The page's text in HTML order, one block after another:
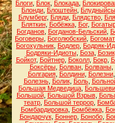
Блоги Блок Блокада
Блонди Блоштейн
Блумберг, Бляди, Блядство,
Бляткин, Бобёжка, Бог,
Богданов Богданов-Бельский
Боговеры Боголюбский
Богохульник Бодлер Бодряк-
Бодряки-Идиоты, Боза, Бозик,
Бойкот, Бойтнер, Боколл, Бокр,
Боксёры, Болван, Болваны,
Болгария, Болдини, Болезни,
Болезнь, Болик, Боль,
Большая Медведица
Большой, Большой Взрыв,
театр Большой террор
Бомбардировка, Бомбёжка,
Бондарчук, Боннер, Бонобо,